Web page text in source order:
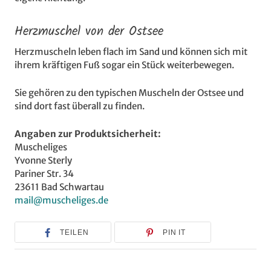
Herzmuschel von der Ostsee
Herzmuscheln leben flach im Sand und können sich mit
ihrem kräftigen Fuß sogar ein Stück weiterbewegen.
Sie gehören zu den typischen Muscheln der Ostsee und
sind dort fast überall zu finden.
Angaben zur Produktsicherheit:
Muscheliges
Yvonne Sterly
Pariner Str. 34
23611 Bad Schwartau
mail@muscheliges.de
TEILEN PIN IT